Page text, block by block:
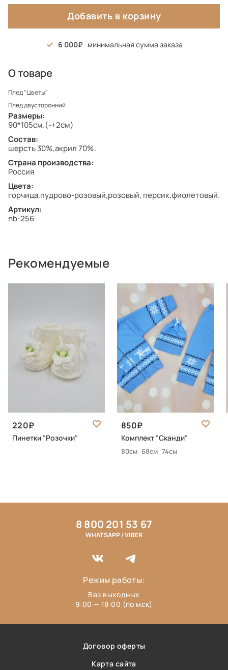
Добавить в корзину
6 000 минимальная сумма заказа
О товаре
Плед "Цветы"
Плед двусторонний
Размеры:
90*105см.(-+2см)
Состав:
шерсть 30%,акрил 70%.
Страна производства:
Россия
Цвета:
горчица,пудрово-розовый,розовый, персик,фиолетовый.
Артикул:
nb-256
Рекомендуемые
220
Пинетки "Розочки"
850
Комплект "Сканди"
80см 68см 74см
Договор оферты
Карта сайта
8 800 201 53 67
WHATSAPP / VIBER
Режим работы:
Без выходных
9:00 — 18:00 (по мск)